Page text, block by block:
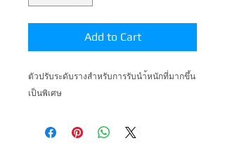
Add to Cart
ตัวปรับระดับรางสำหรับการรับนำ้หนักที่มากขึ้น
เป็นพิเศษ